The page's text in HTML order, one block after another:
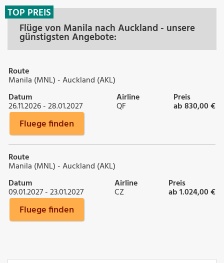
Flüge von Manila nach Auckland - unsere
günstigsten Angebote:
TOP PREIS
Route
Manila (MNL) - Auckland (AKL)
Datum
26.11.2026 - 28.01.2027
Airline
QF
Preis
ab 830,00 €
Fluege finden
Route
Manila (MNL) - Auckland (AKL)
Datum
09.01.2027 - 23.01.2027
Airline
CZ
Preis
ab 1.024,00 €
Fluege finden